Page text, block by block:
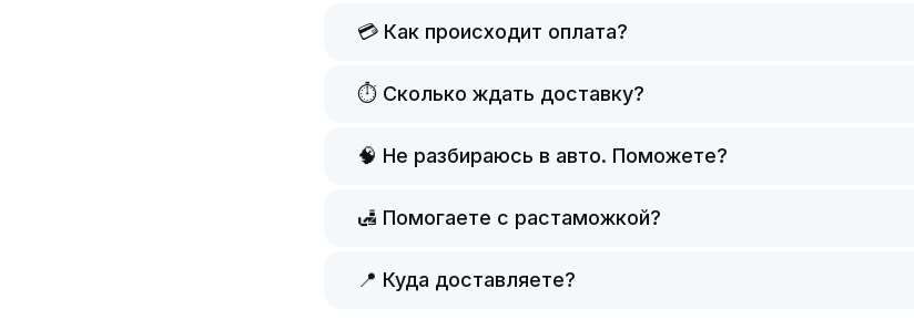
💳 Как происходит оплата?
⏱️ Сколько ждать доставку?
🧠 Не разбираюсь в авто. Поможете?
🛃 Помогаете с растаможкой?
📍 Куда доставляете?